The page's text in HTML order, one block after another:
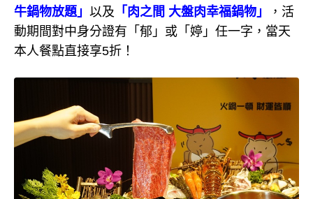
牛鍋物放題」 以及 「肉之間 大盤肉幸福鍋物」
，活
動期間對中身分證有「郁」或「婷」任一字，當天
本人餐點直接享5折！